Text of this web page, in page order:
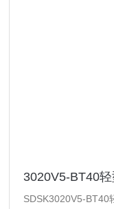
3020V5-BT40
SDSK3020V5-BT40